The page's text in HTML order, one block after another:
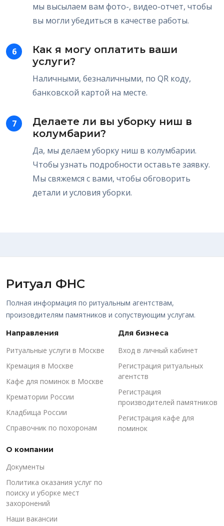
мы высылаем вам фото-, видео-отчет, чтобы
вы могли убедиться в качестве работы.
6
Как я могу оплатить ваши
услуги?
Наличными, безналичными, по QR коду,
банковской картой на месте.
7
Делаете ли вы уборку ниш в
колумбарии?
Да, мы делаем уборку ниш в колумбарии.
Чтобы узнать подробности оставьте заявку.
Мы свяжемся с вами, чтобы обговорить
детали и условия уборки.
Ритуал ФНС
Полная информация по ритуальным агентствам,
произовдителям памятников и сопуствующим услугам.
Направления
Ритуальные услуги в Москве
Кремация в Москве
Кафе для поминок в Москве
Крематории России
Кладбища России
Справочник по похоронам
Для бизнеса
Вход в личный кабинет
Регистрация ритуальных
агентств
Регистрация
производителей памятников
Регистрация кафе для
поминок
О компании
Документы
Политика оказания услуг по
поиску и уборке мест
захоронений
Наши вакансии